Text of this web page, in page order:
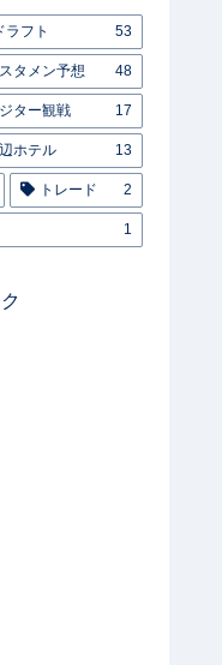
ラフト 53
タメン予想 48
ター観戦 17
ホテル 13
トレード 2
1